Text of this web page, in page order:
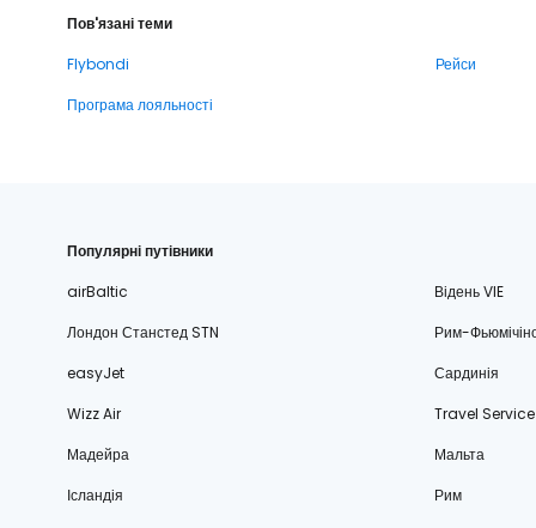
Пов'язані теми
Flybondi
Рейси
Програма лояльності
Популярні путівники
airBaltic
Відень VIE
Лондон Станстед STN
Рим-
easyJet
Сардинія
Wizz Air
Travel Service
Мадейра
Мальта
Ісландія
Рим